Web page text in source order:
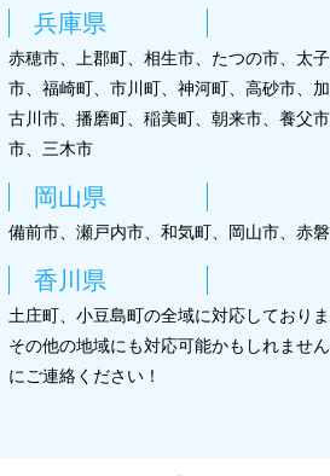
兵庫県
赤穂市、上郡町、相生市、たつの市、太
市、福崎町、市川町、神河町、高砂市、
古川市、播磨町、稲美町、朝来市、養父
市、三木市
岡山県
備前市、瀬戸内市、和気町、岡山市、赤
香川県
土庄町、小豆島町の全域に対応しておりま
その他の地域にも対応可能かもしれませ
にご連絡ください！